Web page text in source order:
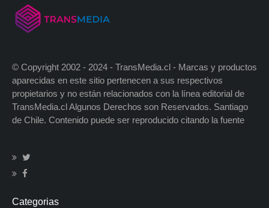
© Copyright 2002 - 2024 - TransMedia.cl - Marcas y productos
aparecidas en este sitio pertenecen a sus respectivos
propietarios y no están relacionados con la línea editorial de
TransMedia.cl Algunos Derechos son Reservados. Santiago
de Chile. Contenido puede ser reproducido citando la fuente
Categorias